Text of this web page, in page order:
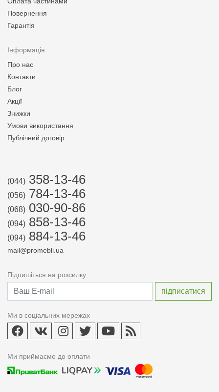
Повернення
Гарантія
Інформація
Про нас
Контакти
Блог
Акції
Знижки
Умови використання
Публічний договір
(044) 358-13-46
(056) 784-13-46
(068) 030-90-86
(094) 858-13-46
(094) 884-13-46
mail@promebli.ua
Підпишіться на розсилку
Ми в соціальних мережах
Ми приймаємо до оплати